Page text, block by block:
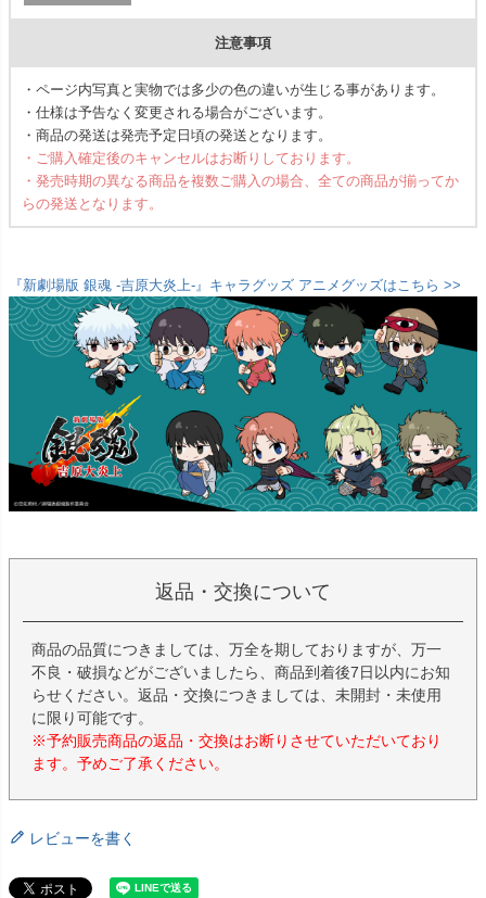
注意事項
・ページ内写真と実物では多少の色の違いが生じる事があります。
・仕様は予告なく変更される場合がございます。
・商品の発送は発売予定日頃の発送となります。
・ご購入確定後のキャンセルはお断りしております。
・発売時期の異なる商品を複数ご購入の場合、全ての商品が揃ってか
らの発送となります。
『新劇場版 銀魂 -吉原大炎上-』キャラグッズ アニメグッズはこちら >>
返品・交換について
商品の品質につきましては、万全を期しておりますが、万一
不良・破損などがございましたら、商品到着後7日以内にお知
らせください。返品・交換につきましては、未開封・未使用
に限り可能です。
※予約販売商品の返品・交換はお断りさせていただいており
ます。予めご了承ください。
レビューを書く